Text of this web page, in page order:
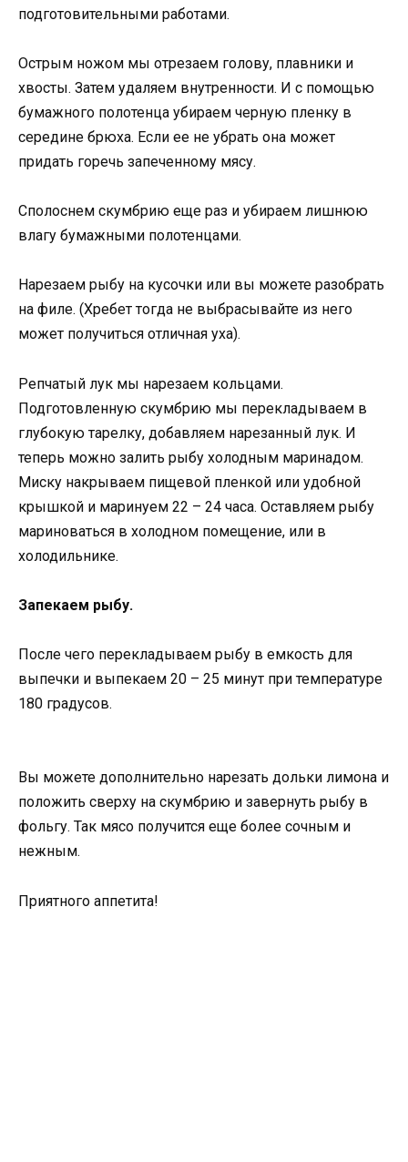
подготовительными работами.
Острым ножом мы отрезаем голову, плавники и
хвосты. Затем удаляем внутренности. И с помощью
бумажного полотенца убираем черную пленку в
середине брюха. Если ее не убрать она может
придать горечь запеченному мясу.
Сполоснем скумбрию еще раз и убираем лишнюю
влагу бумажными полотенцами.
Нарезаем рыбу на кусочки или вы можете разобрать
на филе. (Хребет тогда не выбрасывайте из него
может получиться отличная уха).
Репчатый лук мы нарезаем кольцами.
Подготовленную скумбрию мы перекладываем в
глубокую тарелку, добавляем нарезанный лук. И
теперь можно залить рыбу холодным маринадом.
Миску накрываем пищевой пленкой или удобной
крышкой и маринуем 22 – 24 часа. Оставляем рыбу
мариноваться в холодном помещение, или в
холодильнике.
Запекаем рыбу.
После чего перекладываем рыбу в емкость для
выпечки и выпекаем 20 – 25 минут при температуре
180 градусов.
Вы можете дополнительно нарезать дольки лимона и
положить сверху на скумбрию и завернуть рыбу в
фольгу. Так мясо получится еще более сочным и
нежным.
Приятного аппетита!